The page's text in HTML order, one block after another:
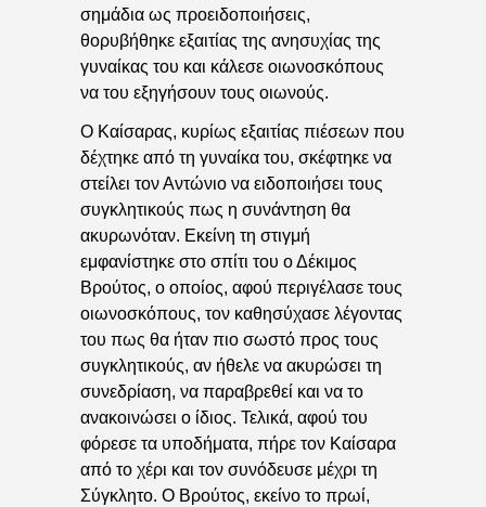
σημάδια ως προειδοποιήσεις,
θορυβήθηκε εξαιτίας της ανησυχίας της
γυναίκας του και κάλεσε οιωνοσκόπους
να του εξηγήσουν τους οιωνούς.
Ο Καίσαρας, κυρίως εξαιτίας πιέσεων που
δέχτηκε από τη γυναίκα του, σκέφτηκε να
στείλει τον Αντώνιο να ειδοποιήσει τους
συγκλητικούς πως η συνάντηση θα
ακυρωνόταν. Εκείνη τη στιγμή
εμφανίστηκε στο σπίτι του ο Δέκιμος
Βρούτος, ο οποίος, αφού περιγέλασε τους
οιωνοσκόπους, τον καθησύχασε λέγοντας
του πως θα ήταν πιο σωστό προς τους
συγκλητικούς, αν ήθελε να ακυρώσει τη
συνεδρίαση, να παραβρεθεί και να το
ανακοινώσει ο ίδιος. Τελικά, αφού του
φόρεσε τα υποδήματα, πήρε τον Καίσαρα
από το χέρι και τον συνόδευσε μέχρι τη
Σύγκλητο. Ο Βρούτος, εκείνο το πρωί,